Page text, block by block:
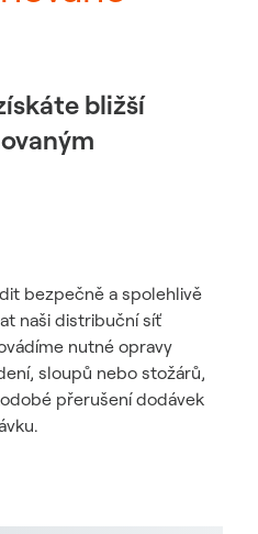
bližší
bezpečně a spolehlivě
naši distribuční síť
nutné opravy
sloupů nebo stožárů,
přerušení dodávek